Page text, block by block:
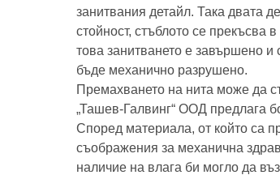
занитвания детайл. Така двата
стойност, стъблото се прекъсва
това занитването е завършено и
бъде механично разрушено.
Премахването на нита може да
„Ташев-Галвинг“ ООД предлага
Според материала, от който са
съображения за механична
наличие на влага би могло да